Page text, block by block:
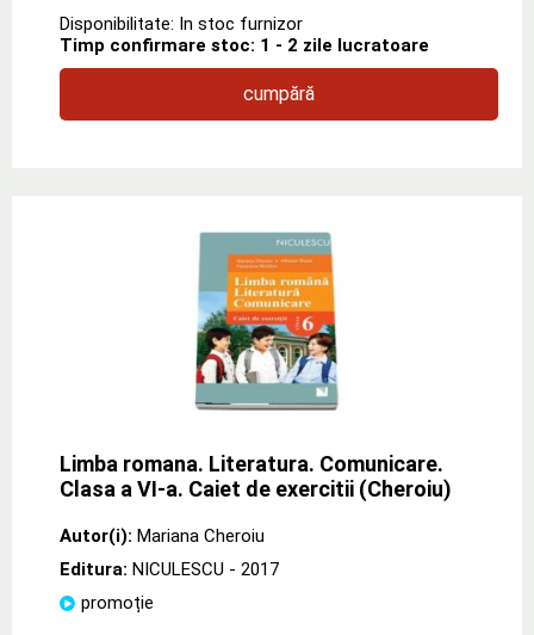
Disponibilitate: In stoc furnizor
Timp confirmare stoc: 1 - 2 zile lucratoare
cumpără
Limba romana. Literatura. Comunicare.
Clasa a VI-a. Caiet de exercitii (Cheroiu)
Autor(i): Mariana Cheroiu
Editura: NICULESCU - 2017
promoție